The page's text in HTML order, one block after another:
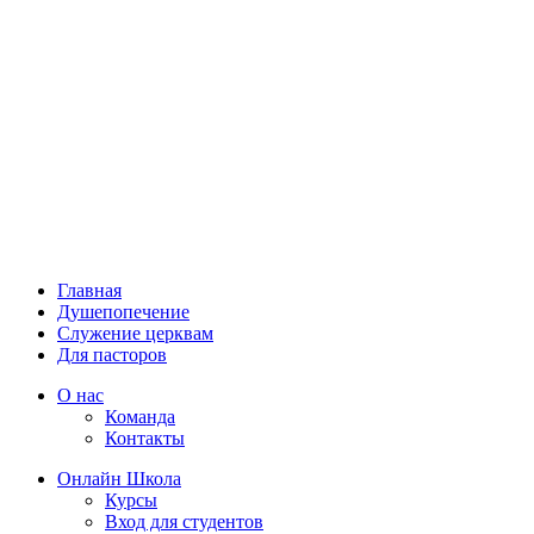
Главная
Душепопечение
Служение церквам
Для пасторов
О нас
Команда
Контакты
Онлайн Школа
Курсы
Вход для студентов